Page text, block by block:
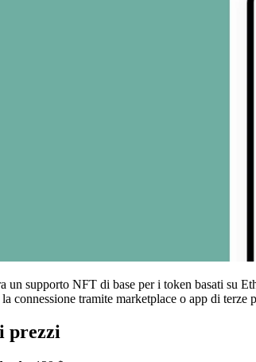
un supporto NFT di base per i token basati su
connessione tramite marketplace o app di terze
prezzi